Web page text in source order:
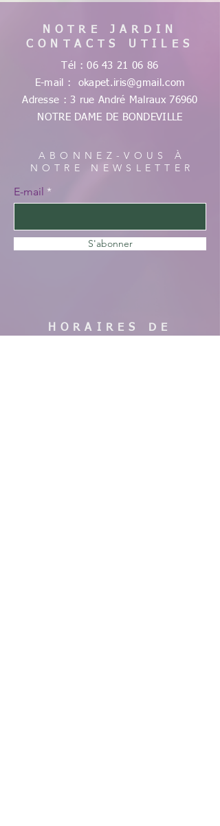
NOTRE JARDIN
CONTACTS UTILES
Tél :06 43 21 06 86
E-mail : okapet.iris@gmail.com
Adresse : 3 rue André Malraux 76960
NOTRE DAME DE BONDEVILLE
ABONNEZ-VOUS À
NOTRE NEWSLETTER
E-mail
S'abonner
HORAIRES DE